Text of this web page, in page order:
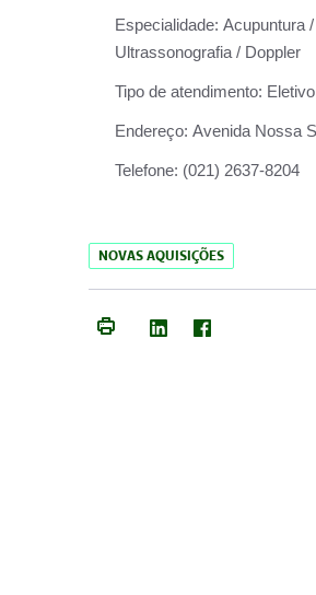
Especialidade: Acupuntura
Ultrassonografia / Doppler
Tipo de atendimento: Eletivo
Endereço: Avenida Nossa
Telefone: (021) 2637-8204
NOVAS AQUISIÇÕES